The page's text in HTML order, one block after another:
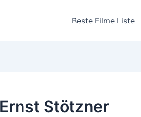
Beste Filme Liste
Ernst Stötzner